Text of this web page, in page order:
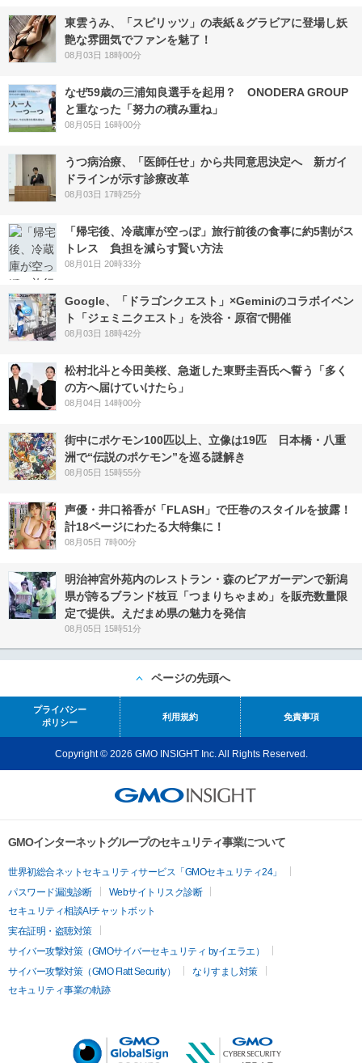
東雲うみ、「スピリッツ」の表紙＆グラビアに登場し妖
艶な雰囲気でファンを魅了！
08月03日 18時00分
なぜ59歳の三浦知良選手を起用？ ONODERA GROUP
と重なった「努力の積み重ね」
08月05日 16時00分
うつ病治療、「医師任せ」から共同意思決定へ 新ガイ
ドラインが示す診療改革
08月03日 17時25分
「帰宅後、冷蔵庫が空っぽ」旅行前後の食事に約5割がス
トレス 負担を減らす賢い方法
08月01日 20時33分
Google、「ドラゴンクエスト」×Geminiのコラボイベン
ト「ジェミニクエスト」を渋谷・原宿で開催
08月03日 18時42分
松村北斗と今田美桜、急逝した東野圭吾氏へ誓う「多く
の方へ届けていけたら」
08月04日 14時00分
街中にポケモン100匹以上、立像は19匹 日本橋・八重
洲で“伝説のポケモン”を巡る謎解き
08月05日 15時55分
声優・井口裕香が「FLASH」で圧巻のスタイルを披露！
計18ページにわたる大特集に！
08月05日 7時00分
明治神宮外苑内のレストラン・森のビアガーデンで新潟
県が誇るブランド枝豆「つまりちゃまめ」を販売数量限
定で提供。えだまめ県の魅力を発信
08月05日 15時51分
ページの先頭へ
プライバシー
ポリシー
利用規約 免責事項
Copyright © 2026 GMO INSIGHT Inc. All Rights Reserved.
GMOインターネットグループのセキュリティ事業について
世界初総合ネットセキュリティサービス「GMOセキュリティ24」
パスワード漏洩診断
Webサイトリスク診断
セキュリティ相談AIチャットボット
実在証明・盗聴対策
サイバー攻撃対策（GMOサイバーセキュリティ byイエラエ）
サイバー攻撃対策（GMO Flatt Security）
なりすまし対策
セキュリティ事業の軌跡